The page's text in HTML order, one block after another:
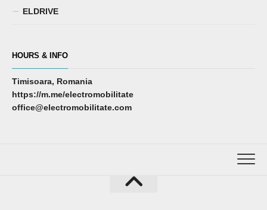
ELDRIVE
HOURS & INFO
Timisoara, Romania
https://m.me/electromobilitate
office@electromobilitate.com